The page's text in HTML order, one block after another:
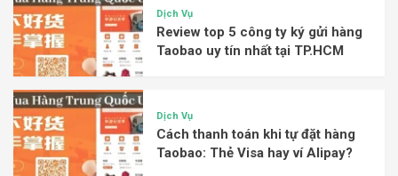
Dịch Vụ
Review top 5 công ty ký gửi hàng
Taobao uy tín nhất tại TP.HCM
Dịch Vụ
Cách thanh toán khi tự đặt hàng
Taobao: Thẻ Visa hay ví Alipay?